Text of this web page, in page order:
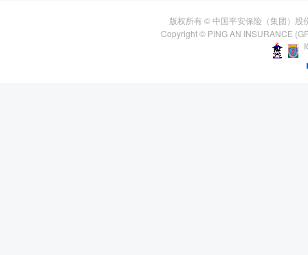
版权所有 © 中国平安保险（集团）股
Copyright © PING AN INSURANCE